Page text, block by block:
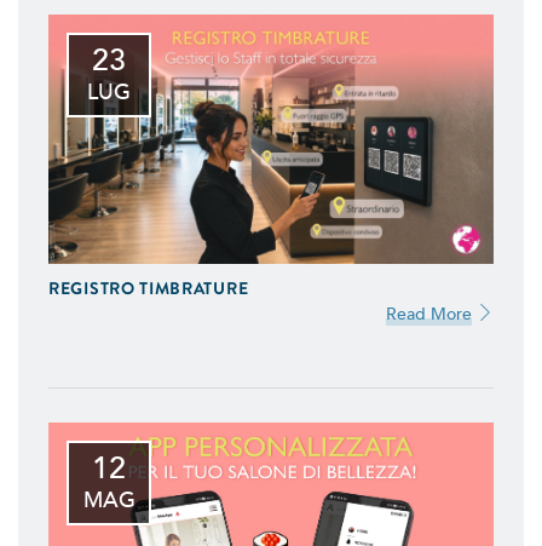
23
LUG
REGISTRO TIMBRATURE
Read More
12
MAG